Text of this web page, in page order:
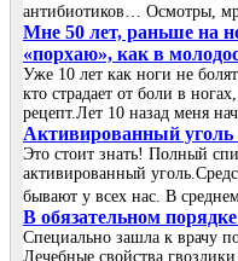
антибиотиков… Осмотры,
Мне 50 лет, раньше на
«порхаю», как в
Уже 10 лет как ноги не
кто страдает от боли в
рецепт.Лет 10 назад меня
Активированный
Это стоит знать! Полный
активированный
бывают у всех нас. В
В обязательном
Специально зашла к врачу
Лечебные свойства